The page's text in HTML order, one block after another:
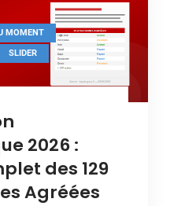
MOMENT ,
SLIDER
2026 :
des 129
Agréées